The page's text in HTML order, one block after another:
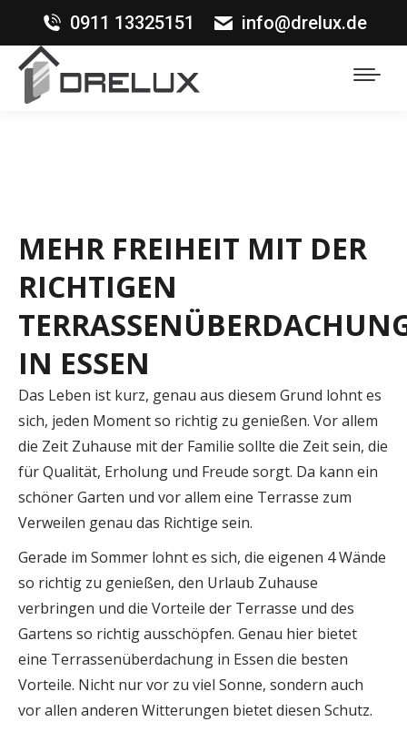
0911 13325151 info@drelux.de
MEHR FREIHEIT MIT DER
RICHTIGEN
IN ESSEN
Das Leben ist kurz, genau aus diesem Grund lohnt es
sich, jeden Moment so richtig zu genießen. Vor allem
die Zeit Zuhause mit der Familie sollte die Zeit sein, die
für Qualität, Erholung und Freude sorgt. Da kann ein
schöner Garten und vor allem eine Terrasse zum
Verweilen genau das Richtige sein.
Gerade im Sommer lohnt es sich, die eigenen 4 Wände
so richtig zu genießen, den Urlaub Zuhause
verbringen und die Vorteile der Terrasse und des
Gartens so richtig ausschöpfen. Genau hier bietet
eine Terrassenüberdachung in Essen die besten
Vorteile. Nicht nur vor zu viel Sonne, sondern auch
vor allen anderen Witterungen bietet diesen Schutz.